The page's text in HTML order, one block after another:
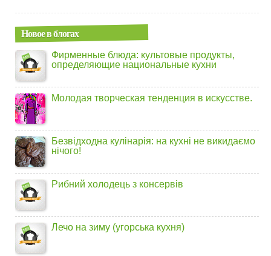
Новое в блогах
Фирменные блюда: культовые продукты,
определяющие национальные кухни
Молодая творческая тенденция в искусстве.
Безвідходна кулінарія: на кухні не викидаємо
нічого!
Рибний холодець з консервів
Лечо на зиму (угорська кухня)